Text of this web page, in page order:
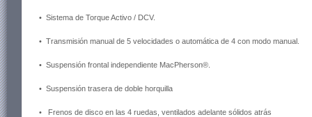
• Sistema de Torque Activo / DCV.
• Transmisión manual de 5 velocidades o automática de 4 con modo manual.
• Suspensión frontal independiente MacPherson®.
• Suspensión trasera de doble horquilla
• Frenos de disco en las 4 ruedas, ventilados adelante sólidos atrás